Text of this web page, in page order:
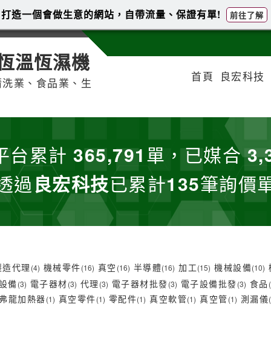
溫恆濕機
業、食品業、生 首頁 良宏科技
台累計 365,791單，已媒合
過良宏科技已累計135筆詢價
代理 (4) 機械零件(16) 真空(16) 半導體(16) 加工(15) 機械設備(10)
備(3) 電子器材(3) 代理 (3) 電子器材批發(3) 電子設備批發(3) 食品
龍加熱器(1) 真空零件(1) 零配件(1) 真空軟管(1) 真空管(1) 測漏儀
打造一個會做生意的網站，自帶流量、保證有單! 前往了解